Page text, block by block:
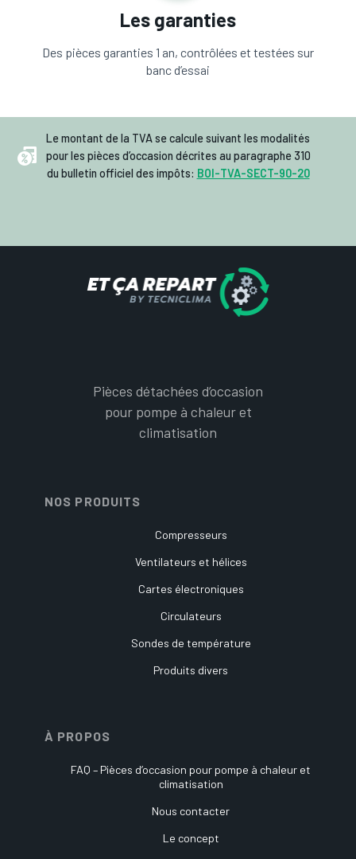
Les garanties
Des pièces garanties 1 an, contrôlées et testées sur
banc d’essai
Le montant de la TVA se calcule suivant les modalités
pour les pièces d’occasion décrites au paragraphe 310
du bulletin officiel des impôts: BOI-TVA-SECT-90-20
Pièces détachées d’occasion
pour pompe à chaleur et
climatisation
NOS PRODUITS
Compresseurs
Ventilateurs et hélices
Cartes électroniques
Circulateurs
Sondes de température
Produits divers
À PROPOS
FAQ – Pièces d’occasion pour pompe à chaleur et
climatisation
Nous contacter
Le concept